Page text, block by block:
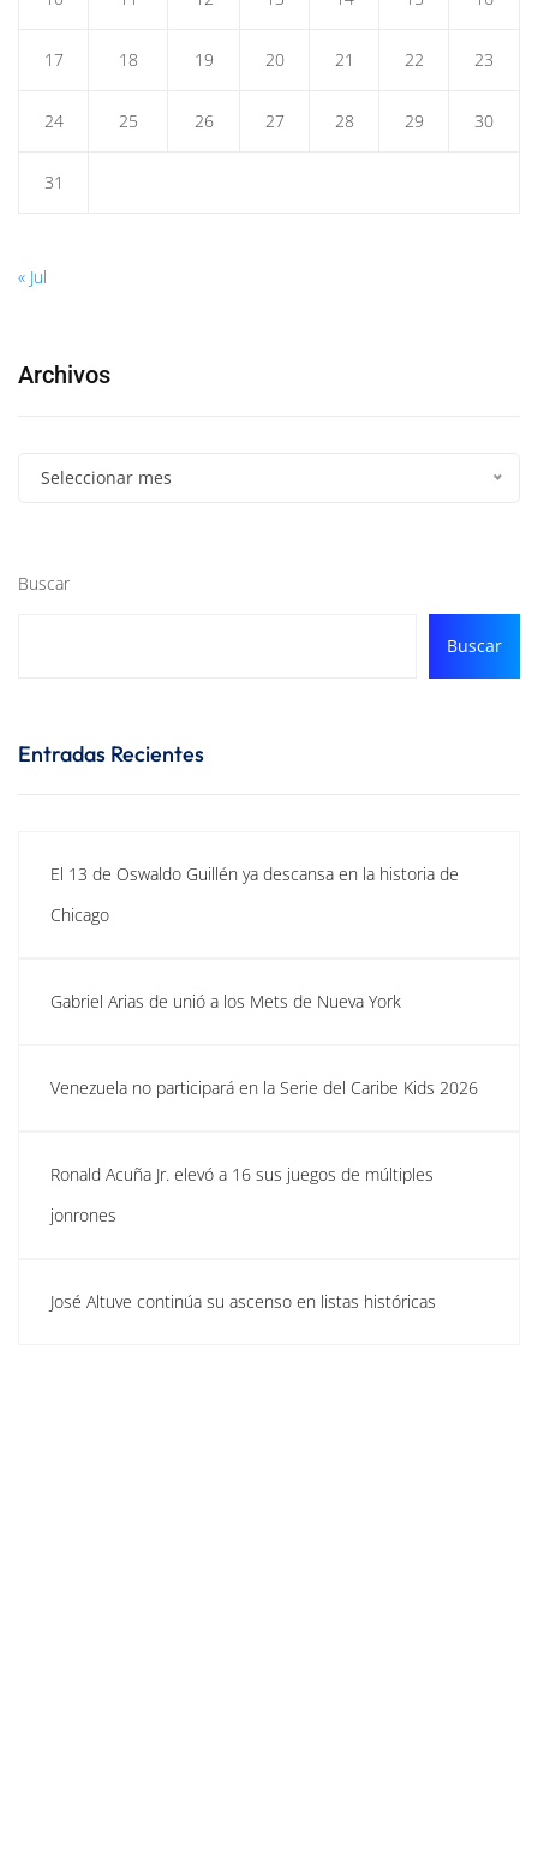
17 18 19 20 21 22 23
24 25 26 27 28 29 30
31
« Jul
Archivos
Seleccionar mes
Buscar
Buscar
Entradas Recientes
El 13 de Oswaldo Guillén ya descansa en la historia de
Chicago
Gabriel Arias de unió a los Mets de Nueva York
Venezuela no participará en la Serie del Caribe Kids 2026
Ronald Acuña Jr. elevó a 16 sus juegos de múltiples
jonrones
José Altuve continúa su ascenso en listas históricas